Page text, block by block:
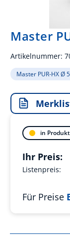
Master
Artikelnummer:
Master PUR-HX Ø
in
Listenpreis:
Ihr Preis:
Für Preise